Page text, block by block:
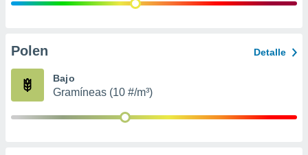
e
publicidad
Polen Detalle
Bajo
Gramíneas (10 #/m³)